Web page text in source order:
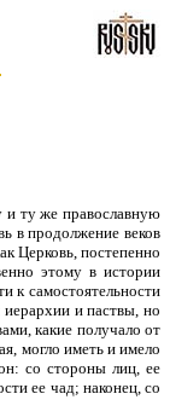
и ту же православную
в продолжение веков
Церковь, постепенно
этому в истории
к самостоятельности
и паствы, но
какие получало от
могло иметь и имело
со стороны лиц, ее
ее чад; наконец, со